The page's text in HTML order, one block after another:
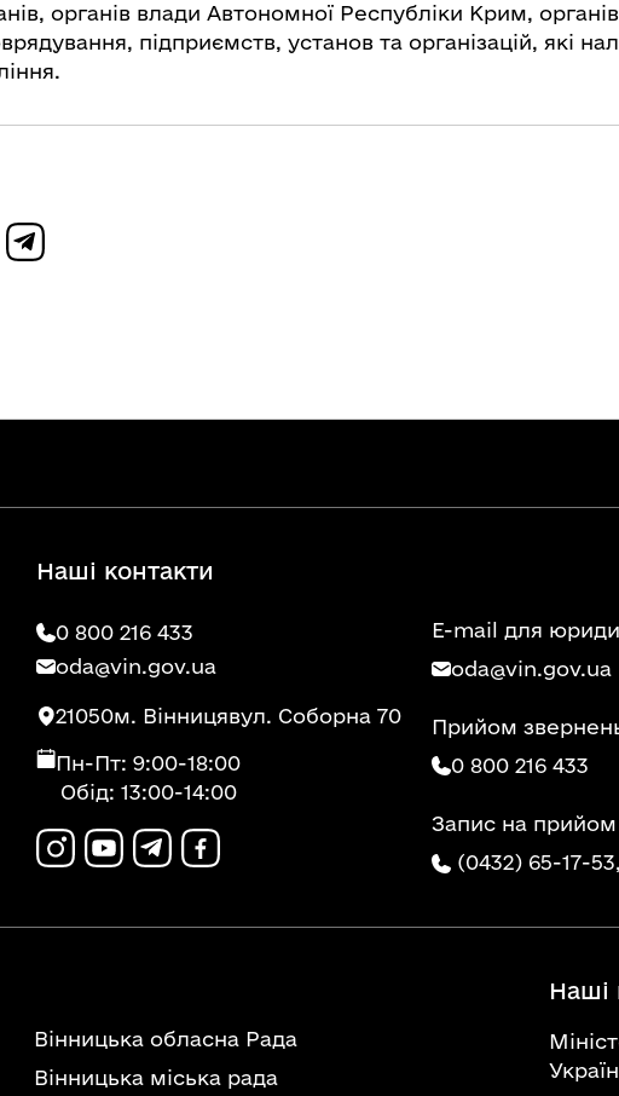
органів влади Автономної Республіки Крим, органів
підприємств, установ та організацій, які
Наші контакти
0 800 216 433
oda@vin.gov.ua
21050м. Вінницявул. Соборна 70
Пн-Пт: 9:00-18:00
Обід: 13:00-14:00
E-mail для
oda@vin.gov.ua
Прийом
0 800 216 433
Запис на прийом
(0432) 65-17-53,
Вінницька обласна Рада
Вінницька міська рада
Наші